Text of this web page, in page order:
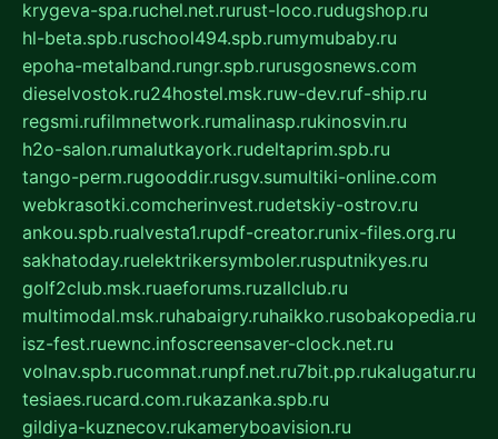
krygeva-spa.ruchel.net.rurust-loco.rudugshop.ru
hl-beta.spb.ruschool494.spb.rumymubaby.ru
epoha-metalband.rungr.spb.rurusgosnews.com
dieselvostok.ru24hostel.msk.ruw-dev.ruf-ship.ru
regsmi.rufilmnetwork.rumalinasp.rukinosvin.ru
h2o-salon.rumalutkayork.rudeltaprim.spb.ru
tango-perm.rugooddir.rusgv.sumultiki-online.com
webkrasotki.comcherinvest.rudetskiy-ostrov.ru
ankou.spb.rualvesta1.rupdf-creator.runix-files.org.ru
sakhatoday.ruelektrikersymboler.rusputnikyes.ru
golf2club.msk.ruaeforums.ruzallclub.ru
multimodal.msk.ruhabaigry.ruhaikko.rusobakopedia.ru
isz-fest.ruewnc.infoscreensaver-clock.net.ru
volnav.spb.rucomnat.runpf.net.ru7bit.pp.rukalugatur.ru
tesiaes.rucard.com.rukazanka.spb.ru
gildiya-kuznecov.rukameryboavision.ru